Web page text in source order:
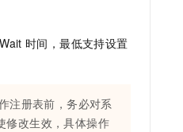
时间，最低支持设置
注册表前，务必对系
修改生效，具体操作